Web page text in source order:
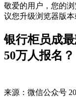
敬爱的用户，您的
议您升级浏览器版本
银行柜员成
50万人报名？
来源： 微信公众号